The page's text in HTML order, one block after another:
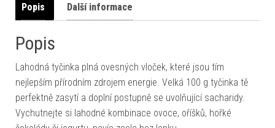
Popis Další informace
Popis
Lahodná tyčinka plná ovesných vloček, které jsou tím
nejlepším přírodním zdrojem energie. Velká 100 g tyčinka tě
perfektně zasytí a doplní postupně se uvolňující sacharidy.
Vychutnejte si lahodné kombinace ovoce, oříšků, hořké